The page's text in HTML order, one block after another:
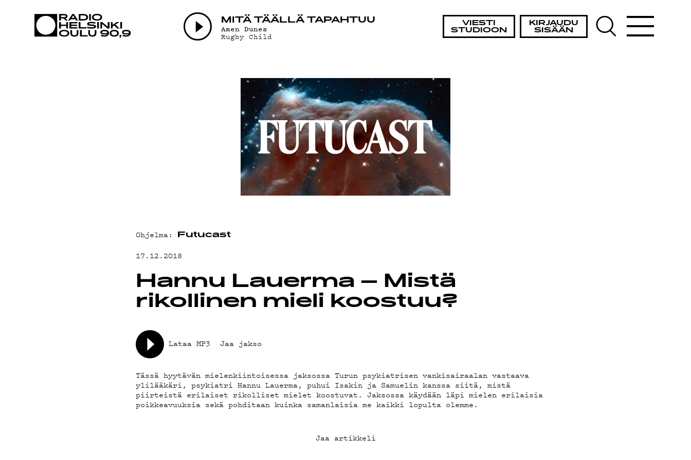
VIESTI
STUDIOON
KIRJAUDU
SISÄÄN
MITÄ TÄÄLLÄ TAPAHTUU
Amen Dunes
Rugby Child
AJANKOHTAISTA
YHTEYSTIEDOT
G LIVELAB
YSTÄVÄKLUBI
TIETOSUOJA
Ohjelma: Futucast
17.12.2018
Hannu Lauerma – Mistä
rikollinen mieli koostuu?
Lataa MP3 Jaa jakso
Tässä hyytävän mielenkiintoisessa jaksossa Turun psykiatrisen vankisairaalan vastaava
ylilääkäri, psykiatri Hannu Lauerma, puhui Isakin ja Samuelin kanssa siitä, mistä
piirteistä erilaiset rikolliset mielet koostuvat. Jaksossa käydään läpi mielen erilaisia
poikkeavuuksia sekä pohditaan kuinka samanlaisia me kaikki lopulta olemme.
Jaa artikkeli